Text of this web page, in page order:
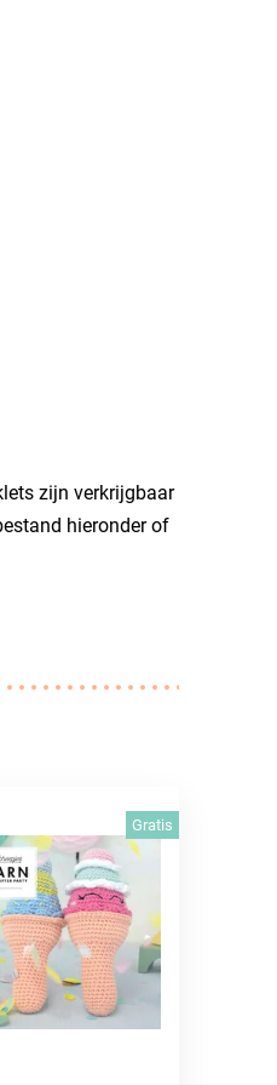
zijn verkrijgbaar
hieronder of
Gratis